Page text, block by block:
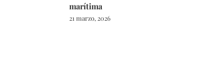
marítima
21 marzo, 2026